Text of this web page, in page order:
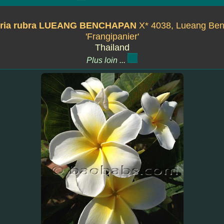
rubra LUEANG BENCHAPAN X* 4038, Lueang
'Frangipanier'
Thailand
Plus loin ...